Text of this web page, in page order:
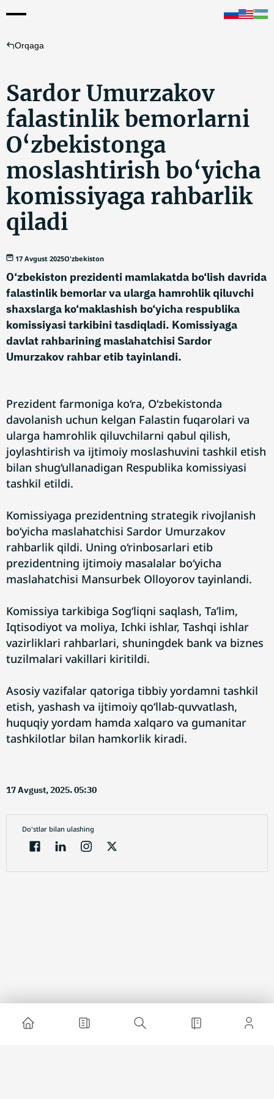
Orqaga
Sardor Umurzаkov
falastinlik bemorlarni
O‘zbekistonga
moslashtirish bo‘yicha
komissiyaga rahbarlik
qiladi
17 Avgust 2025O'zbekiston
O‘zbekiston prezidenti mamlakatda bo‘lish davrida
falastinlik bemorlar va ularga hamrohlik qiluvchi
shaxslarga ko‘maklashish bo‘yicha respublika
komissiyasi tarkibini tasdiqladi. Komissiyaga
davlat rahbarining maslahatchisi Sardor
Umurzаkov rahbar etib tayinlandi.
Prezident farmoniga ko‘ra, O‘zbekistonda
davolanish uchun kelgan Falastin fuqarolari va
ularga hamrohlik qiluvchilarni qabul qilish,
joylashtirish va ijtimoiy moslashuvini tashkil etish
bilan shug‘ullanadigan Respublika komissiyasi
tashkil etildi.
Komissiyaga prezidentning strategik rivojlanish
bo‘yicha maslahatchisi Sardor Umurzаkov
rahbarlik qildi. Uning o‘rinbosarlari etib
prezidentning ijtimoiy masalalar bo‘yicha
maslahatchisi Mansurbek Olloyorov tayinlandi.
Komissiya tarkibiga Sog‘liqni saqlash, Ta’lim,
Iqtisodiyot va moliya, Ichki ishlar, Tashqi ishlar
vazirliklari rahbarlari, shuningdek bank va biznes
tuzilmalari vakillari kiritildi.
Asosiy vazifalar qatoriga tibbiy yordamni tashkil
etish, yashash va ijtimoiy qo‘llab-quvvatlash,
huquqiy yordam hamda xalqaro va gumanitar
tashkilotlar bilan hamkorlik kiradi.
17 Avgust, 2025. 05:30
Do'stlar bilan ulashing